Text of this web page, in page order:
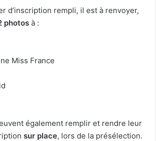
d’inscription rempli, il est à renvoyer,
photos à :
Miss France
également remplir et rendre leur
sur place, lors de la présélection.